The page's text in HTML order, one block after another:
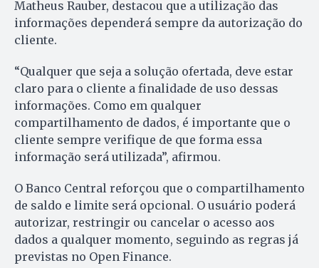
Matheus Rauber, destacou que a utilização das
informações dependerá sempre da autorização do
cliente.
“Qualquer que seja a solução ofertada, deve estar
claro para o cliente a finalidade de uso dessas
informações. Como em qualquer
compartilhamento de dados, é importante que o
cliente sempre verifique de que forma essa
informação será utilizada”, afirmou.
O Banco Central reforçou que o compartilhamento
de saldo e limite será opcional. O usuário poderá
autorizar, restringir ou cancelar o acesso aos
dados a qualquer momento, seguindo as regras já
previstas no Open Finance.